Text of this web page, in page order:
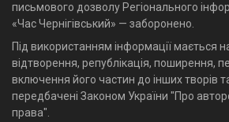
письмового дозволу Регіонального
«Час Чернігівський» — заборонено.
Під використанням інформації мається
відтворення, републікація, поширення,
включення його частин до інших творів
передбачені Законом України "Про
права".